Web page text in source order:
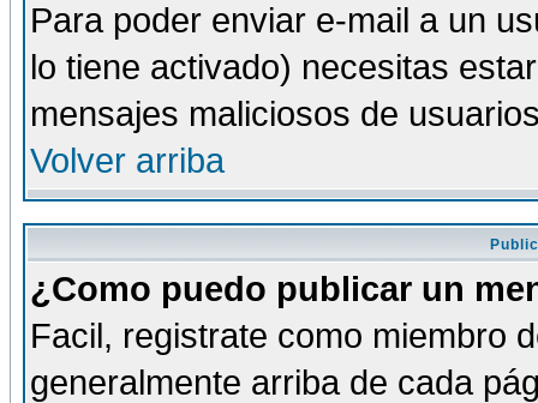
Para poder enviar e-mail a un
lo tiene activado) necesitas
mensajes maliciosos de
Volver arriba
¿Como puedo publicar un
Facil, registrate como miembro
generalmente arriba de cada